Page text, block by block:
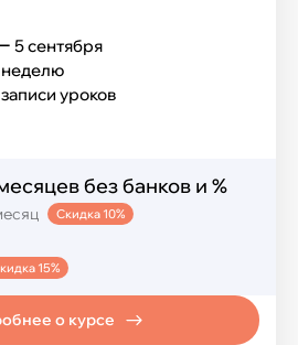
уроков
5 сентября
неделю
без банков и %
Скидка 10%
15%
о курсе